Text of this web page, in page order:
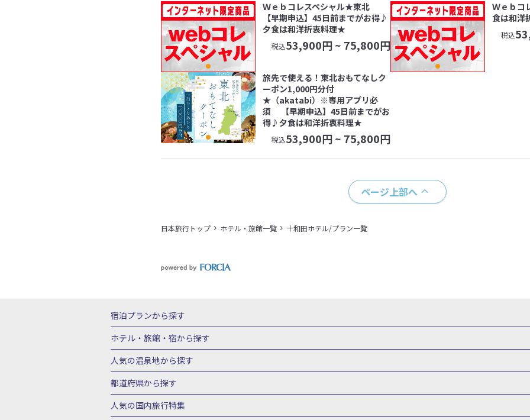
Ｗｅｂコレスペシャル★東北
【早期申込】45日前までがお得♪
夕食は和洋折衷料理★
税込53,900円 ~ 75,800円
Ｗｅｂ
食は和洋
税込
旅先で使える！東北おもてなしク
ーポン1,000円分付
★（akatabi）※専用アプリ必
須 【早期申込】45日前までがお
得♪夕食は和洋折衷料理★
税込53,900円 ~ 75,800円
ページ上部へ
日本旅行トップ ホテル・旅館一覧 十和田ホテル/プラン一覧
宿泊プランから探す
北海道
東北 青森県
栃木県
群馬県 北陸 富山県 石川県 福井県 甲信越 山梨県 新潟県 長野県 東海 静岡県
三重県
近畿 滋賀県 京都府 大阪府 兵庫県 奈良県 和歌山県 四国 徳島県 高知県 香川県
岡山県
広島県
ホテル・旅館・宿から探す
北海道ホテル・旅館
山形県ホテル・旅館
福島県ホテル・旅館 東京都ホテル・旅館 神奈川県ホテル・旅館
埼玉県ホ
千葉県ホテル・旅館
茨城県ホテル・旅館 栃木県ホテル・旅館 群馬県ホテル・旅館
富山県ホテ
石川県ホテル・旅館
人気の温泉地から探す
北海道
湯の川温泉(北海道)
川湯温泉(北海道)
層雲峡温泉(北海道) 知床温泉(北海道) 東北 花巻温泉(岩手) 蔵王温泉(山形)
かみ
鳴子温泉(宮城)
秋保温泉(宮城) 飯坂温泉(福島) 北陸 和倉温泉(石川) 宇奈月温泉(富山) あわら温泉(
都道府県から探す
北海道旅行・ツアー
人気の国内旅行特集